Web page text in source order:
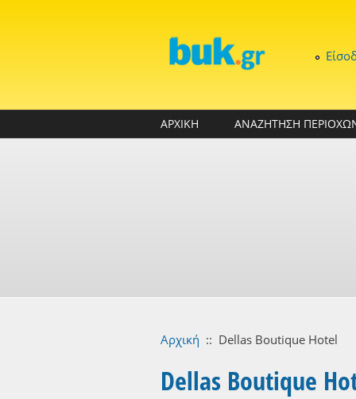
ΑΡΧΙΚΗ ΑΝΑΖΗΤΗΣΗ
Αρχική :: Dellas Boutique Hotel
Dellas Boutique